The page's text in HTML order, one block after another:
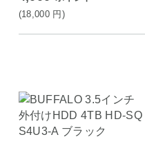
(18,000 円)